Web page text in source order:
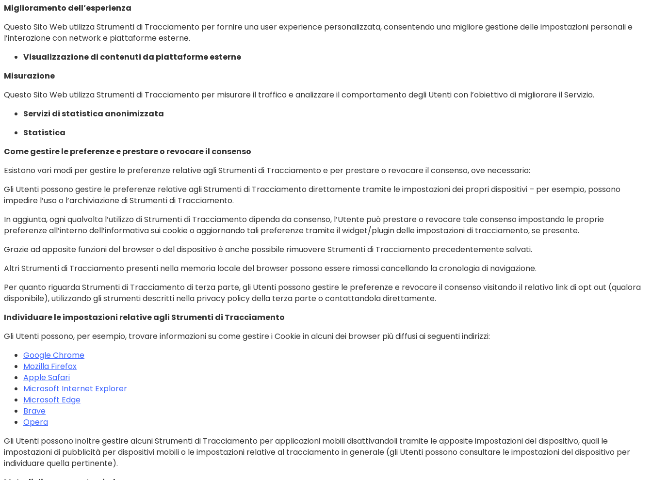
Miglioramento dell’esperienza
Questo Sito Web utilizza Strumenti di Tracciamento per fornire una user experience personalizzata, consentendo una migliore gestione delle impostazioni personali e
l’interazione con network e piattaforme esterne.
Visualizzazione di contenuti da piattaforme esterne
Misurazione
Questo Sito Web utilizza Strumenti di Tracciamento per misurare il traffico e analizzare il comportamento degli Utenti con l’obiettivo di migliorare il Servizio.
Servizi di statistica anonimizzata
Statistica
Come gestire le preferenze e prestare o revocare il consenso
Esistono vari modi per gestire le preferenze relative agli Strumenti di Tracciamento e per prestare o revocare il consenso, ove necessario:
Gli Utenti possono gestire le preferenze relative agli Strumenti di Tracciamento direttamente tramite le impostazioni dei propri dispositivi – per esempio, possono
impedire l’uso o l’archiviazione di Strumenti di Tracciamento.
In aggiunta, ogni qualvolta l’utilizzo di Strumenti di Tracciamento dipenda da consenso, l’Utente può prestare o revocare tale consenso impostando le proprie
preferenze all’interno dell’informativa sui cookie o aggiornando tali preferenze tramite il widget/plugin delle impostazioni di tracciamento, se presente.
Grazie ad apposite funzioni del browser o del dispositivo è anche possibile rimuovere Strumenti di Tracciamento precedentemente salvati.
Altri Strumenti di Tracciamento presenti nella memoria locale del browser possono essere rimossi cancellando la cronologia di navigazione.
Per quanto riguarda Strumenti di Tracciamento di terza parte, gli Utenti possono gestire le preferenze e revocare il consenso visitando il relativo link di opt out (qualora
disponibile), utilizzando gli strumenti descritti nella privacy policy della terza parte o contattandola direttamente.
Individuare le impostazioni relative agli Strumenti di Tracciamento
Gli Utenti possono, per esempio, trovare informazioni su come gestire i Cookie in alcuni dei browser più diffusi ai seguenti indirizzi:
Google Chrome
Mozilla Firefox
Apple Safari
Microsoft Internet Explorer
Microsoft Edge
Brave
Opera
Gli Utenti possono inoltre gestire alcuni Strumenti di Tracciamento per applicazioni mobili disattivandoli tramite le apposite impostazioni del dispositivo, quali le
impostazioni di pubblicità per dispositivi mobili o le impostazioni relative al tracciamento in generale (gli Utenti possono consultare le impostazioni del dispositivo per
individuare quella pertinente).